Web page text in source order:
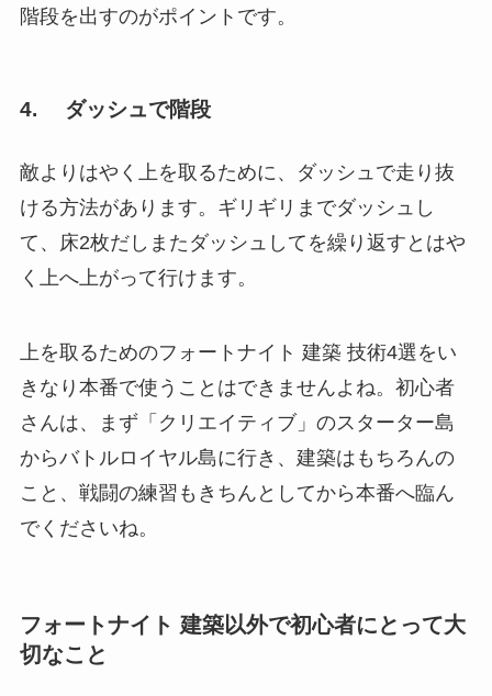
階段を出すのがポイントです。
4. ダッシュで階段
敵よりはやく上を取るために、ダッシュで走り抜
ける方法があります。ギリギリまでダッシュし
て、床2枚だしまたダッシュしてを繰り返すとはや
く上へ上がって行けます。
上を取るためのフォートナイト 建築 技術4選をい
きなり本番で使うことはできませんよね。初心者
さんは、まず「クリエイティブ」のスターター島
からバトルロイヤル島に行き、建築はもちろんの
こと、戦闘の練習もきちんとしてから本番へ臨ん
でくださいね。
フォートナイト 建築以外で初心者にとって大
切なこと